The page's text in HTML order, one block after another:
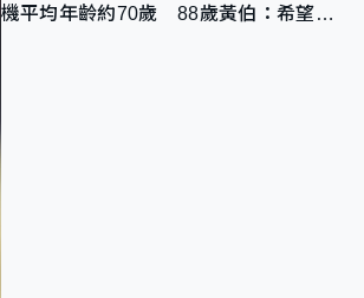
機平均年齡約70歲 88歲黃伯：希望一